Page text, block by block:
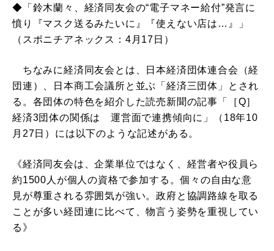
◆「鈴木蘭々、経済同友会の“電子マネー給付”発言に
憤り『マスク送るみたいに』『使えない店は…』」
（スポニチアネックス：4月17日）
ちなみに経済同友会とは、日本経済団体連合会（経
団連）、日本商工会議所と並ぶ「経済三団体」とされ
る。各団体の特色を紹介した読売新聞の記事「［Q］
経済3団体の関係は 運営面で連携傾向に」（18年10
月27日）には以下のような記述がある。
《経済同友会は、企業単位ではなく、経営者や役員ら
約1500人が個人の資格で参加する。個々の自由な意
見が尊重される雰囲気が強い。政府と協調路線を取る
ことが多い経団連に比べて、物言う姿勢を重視してい
る》